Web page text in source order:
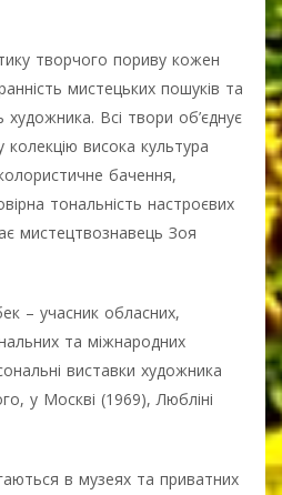
творчого пориву кожен
мистецьких пошуків та
Всі твори об’єднує
колекцію висока культура
бачення,
тональність настроєвих
мистецтвознавець Зоя
– учасник обласних,
та міжнародних
виставки художника
у Москві (1969), Любліні
в музеях та приватних